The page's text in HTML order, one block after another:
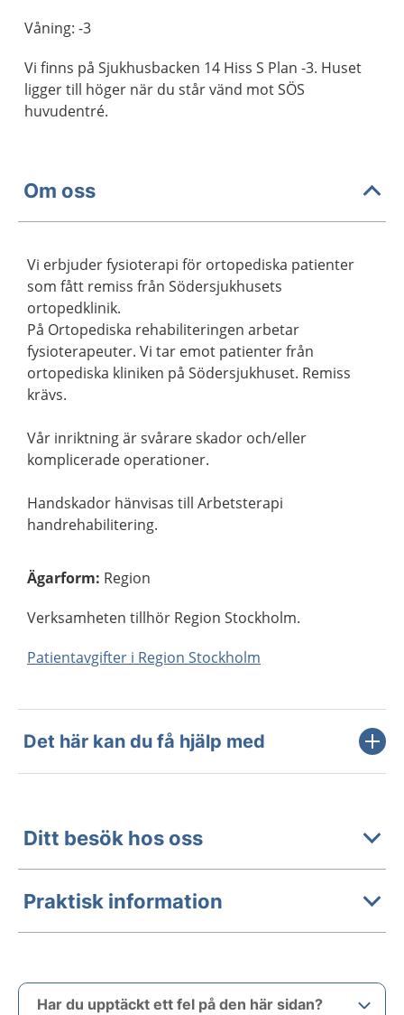
Våning: -3
Vi finns på Sjukhusbacken 14 Hiss S Plan -3. Huset
ligger till höger när du står vänd mot SÖS
huvudentré.
Om oss
Vi erbjuder fysioterapi för ortopediska patienter
som fått remiss från Södersjukhusets
ortopedklinik.
På Ortopediska rehabiliteringen arbetar
fysioterapeuter. Vi tar emot patienter från
ortopediska kliniken på Södersjukhuset. Remiss
krävs.
Vår inriktning är svårare skador och/eller
komplicerade operationer.
Handskador hänvisas till Arbetsterapi
handrehabilitering.
Ägarform: Region
Verksamheten tillhör Region Stockholm.
Patientavgifter i Region Stockholm
Det här kan du få hjälp med
Ditt besök hos oss
Praktisk information
Har du upptäckt ett fel på den här sidan?